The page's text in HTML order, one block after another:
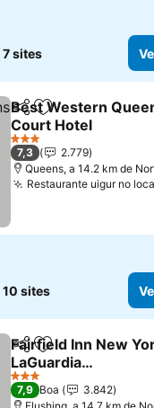
7 sites
PartilharAdicionar aos
Best Western
Court Hotel
3 Estrelas
7,3
2.779
Queens, a 14.2 km de
Restaurante uigur no
10 sites
PartilharAdicionar aos
Fairfield Inn New
LaGuardia
Airport/Flushing
3 Estrelas
7,9 Boa
3.842